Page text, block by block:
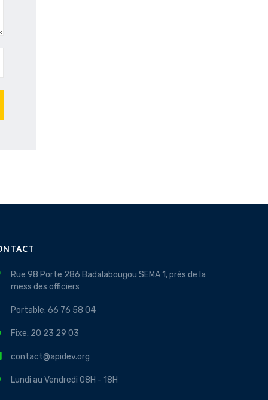
Rue 98 Porte 286 Badalabougou SEMA 1, près de la
mess des officiers
Portable: 66 76 58 04
Fixe: 20 23 29 03
contact@apidev.org
Lundi au Vendredi 08H - 18H